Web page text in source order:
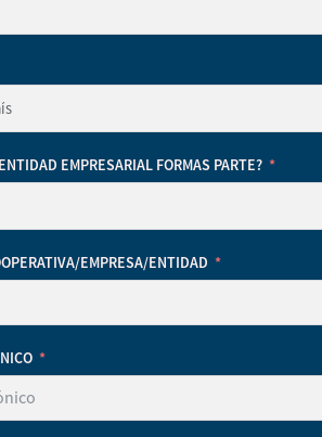
EMPRESARIAL FORMAS PARTE?
EMPRESA/ENTIDAD